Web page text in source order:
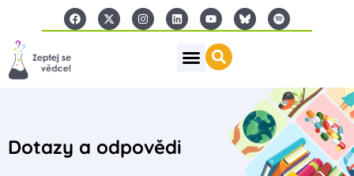
Dotazy a odpovědi